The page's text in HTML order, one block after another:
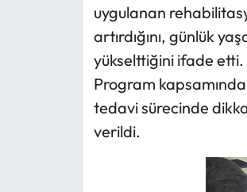
uygulanan
artırdığını, günlük
yükselttiğini ifade etti.
Program
tedavi sürecinde
verildi.